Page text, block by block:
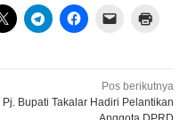
Pos berikutnya
Pj. Bupati Takalar Hadiri Pelantikan